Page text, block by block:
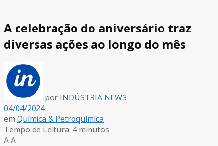
A celebração do aniversário traz
diversas ações ao longo do mês
por INDÚSTRIA NEWS
04/04/2024
em Química & Petroquímica
Tempo de Leitura: 4 minutos
AA